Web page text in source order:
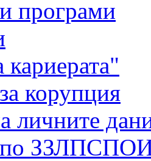
програми
кариерата"
корупция
личните
по